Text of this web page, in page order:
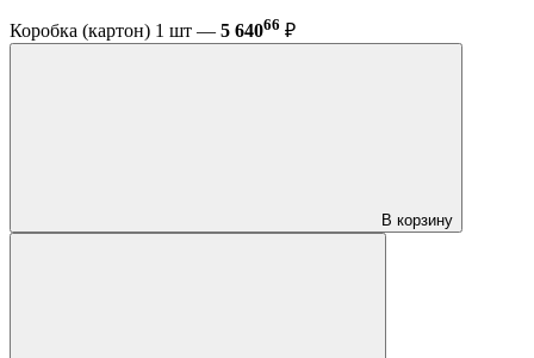
Коробка (картон) 1 шт — 5 64066 ₽
В корзину